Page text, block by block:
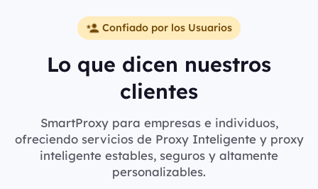
Confiado por los Usuarios
Lo que dicen nuestros
clientes
SmartProxy para empresas e individuos,
ofreciendo servicios de Proxy Inteligente y proxy
inteligente estables, seguros y altamente
personalizables.